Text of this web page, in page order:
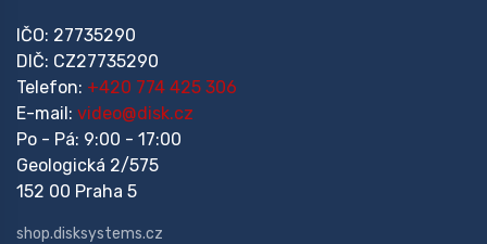
IČO: 27735290
DIČ: CZ27735290
Telefon: +420 774 425 306
E-mail: video@disk.cz
Po - Pá: 9:00 - 17:00
Geologická 2/575
152 00 Praha 5
shop.disksystems.cz